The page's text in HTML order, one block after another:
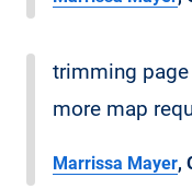
trimming page
more map
Marrissa Mayer,